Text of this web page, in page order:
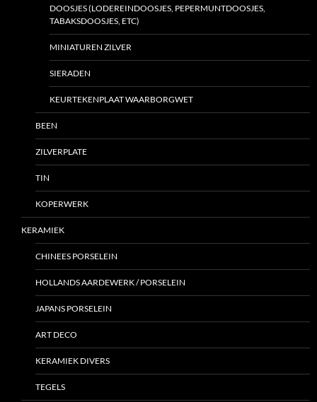
DOOSJES (LODEREINDOOSJES, PEPERMUNTDOOSJES,
TABAKSDOOSJES, ETC)
MINIATUREN ZILVER
SIERADEN
KEURTEKENPLAAT WAARBORGWET
BEEN
ZILVERPLATE
TIN
KOPERWERK
KERAMIEK
CHINEES PORSELEIN
HOLLANDS AARDEWERK / PORSELEIN
JAPANS PORSELEIN
ART DECO
KERAMIEK DIVERS
TEGELS